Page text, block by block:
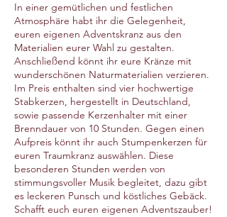
In einer gemütlichen und festlichen
Atmosphäre habt ihr die Gelegenheit,
euren eigenen Adventskranz aus den
Materialien eurer Wahl zu gestalten.
Anschließend könnt ihr eure Kränze mit
wunderschönen Naturmaterialien verzieren.
Im Preis enthalten sind vier hochwertige
Stabkerzen, hergestellt in Deutschland,
sowie passende Kerzenhalter mit einer
Brenndauer von 10 Stunden. Gegen einen
Aufpreis könnt ihr auch Stumpenkerzen für
euren Traumkranz auswählen. Diese
besonderen Stunden werden von
stimmungsvoller Musik begleitet, dazu gibt
es leckeren Punsch und köstliches Gebäck.
Schafft euch euren eigenen Adventszauber!